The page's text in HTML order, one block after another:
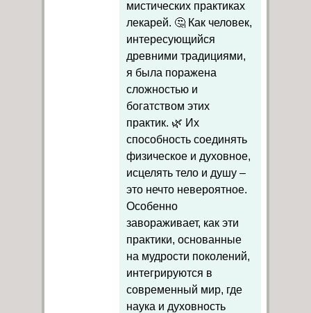
мистических практиках
лекарей. 🤔 Как человек,
интересующийся
древними традициями,
я была поражена
сложностью и
богатством этих
практик. 🌿 Их
способность соединять
физическое и духовное,
исцелять тело и душу –
это нечто невероятное.
Особенно
завораживает, как эти
практики, основанные
на мудрости поколений,
интегрируются в
современный мир, где
наука и духовность